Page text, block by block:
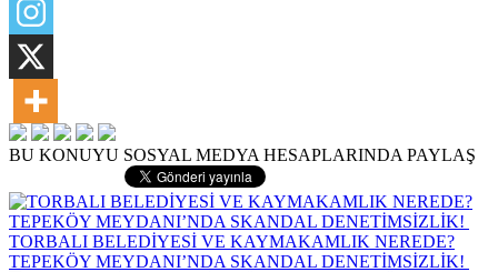
BU KONUYU SOSYAL MEDYA HESAPLARINDA PAYLAŞ
TORBALI BELEDİYESİ VE KAYMAKAMLIK NEREDE?
TEPEKÖY MEYDANI’NDA SKANDAL DENETİMSİZLİK!